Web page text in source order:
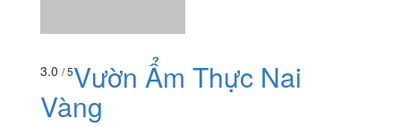
3.0 / 5Vườn Ẩm Thực Nai
Vàng